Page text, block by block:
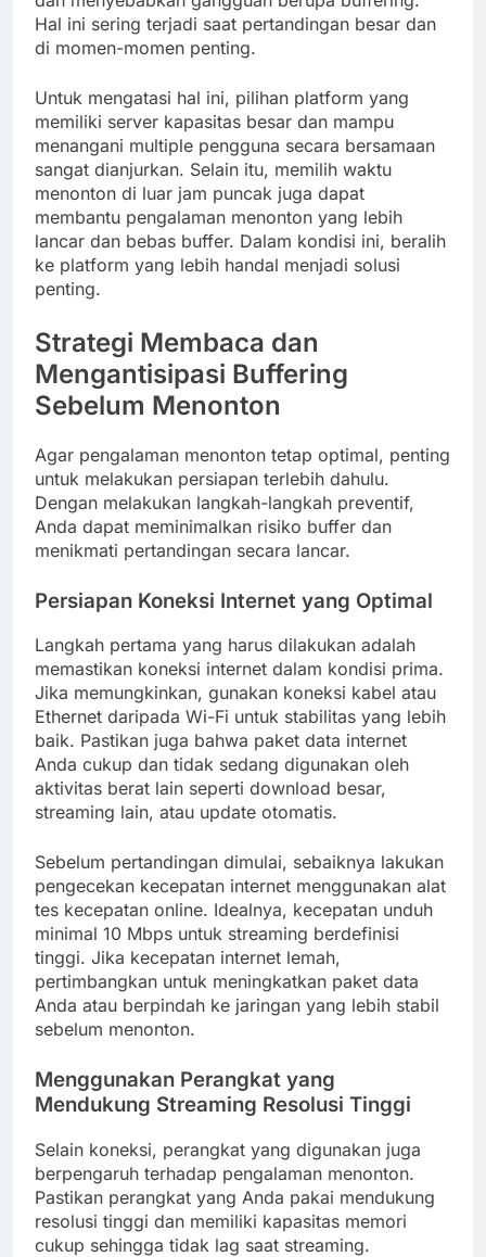
Hal ini sering terjadi saat pertandingan besar dan
di momen-momen penting.
Untuk mengatasi hal ini, pilihan platform yang
memiliki server kapasitas besar dan mampu
menangani multiple pengguna secara bersamaan
sangat dianjurkan. Selain itu, memilih waktu
menonton di luar jam puncak juga dapat
membantu pengalaman menonton yang lebih
lancar dan bebas buffer. Dalam kondisi ini, beralih
ke platform yang lebih handal menjadi solusi
penting.
Strategi Membaca dan
Mengantisipasi Buffering
Sebelum Menonton
Agar pengalaman menonton tetap optimal, penting
untuk melakukan persiapan terlebih dahulu.
Dengan melakukan langkah-langkah preventif,
Anda dapat meminimalkan risiko buffer dan
menikmati pertandingan secara lancar.
Persiapan Koneksi Internet yang Optimal
Langkah pertama yang harus dilakukan adalah
memastikan koneksi internet dalam kondisi prima.
Jika memungkinkan, gunakan koneksi kabel atau
Ethernet daripada Wi-Fi untuk stabilitas yang lebih
baik. Pastikan juga bahwa paket data internet
Anda cukup dan tidak sedang digunakan oleh
aktivitas berat lain seperti download besar,
streaming lain, atau update otomatis.
Sebelum pertandingan dimulai, sebaiknya lakukan
pengecekan kecepatan internet menggunakan alat
tes kecepatan online. Idealnya, kecepatan unduh
minimal 10 Mbps untuk streaming berdefinisi
tinggi. Jika kecepatan internet lemah,
pertimbangkan untuk meningkatkan paket data
Anda atau berpindah ke jaringan yang lebih stabil
sebelum menonton.
Menggunakan Perangkat yang
Mendukung Streaming Resolusi Tinggi
Selain koneksi, perangkat yang digunakan juga
berpengaruh terhadap pengalaman menonton.
Pastikan perangkat yang Anda pakai mendukung
resolusi tinggi dan memiliki kapasitas memori
cukup sehingga tidak lag saat streaming.